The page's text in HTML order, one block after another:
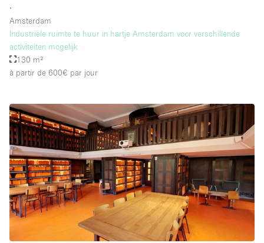
∙
Amsterdam
Industriële ruimte te huur in hartje Amsterdam voor verschillende
activiteiten mogelijk
130 m²
à partir de 600€ par jour